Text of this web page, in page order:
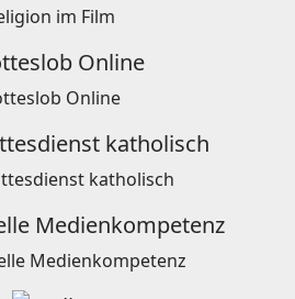
im Film
Online
katholisch
Medienkompetenz